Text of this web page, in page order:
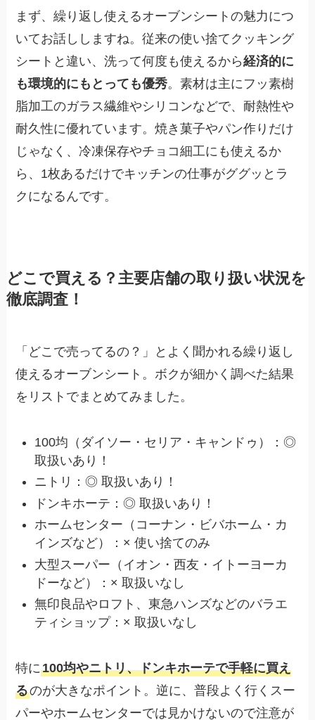
まず、繰り返し使えるオーブンシートの魅力につ
いてお話ししますね。従来の使い捨てクッキング
シートと違い、洗って何度も使えるから経済的に
も環境的にもとっても優秀。素材は主にフッ素樹
脂加工のガラス繊維やシリコンなどで、耐熱性や
耐久性に優れています。焼き菓子やパン作りだけ
じゃなく、冷凍保存やチョコ細工にも使えるか
ら、1枚あるだけでキッチンの仕事がググッとラ
クになるんです。
どこで買える？主要店舗の取り扱い状況を
徹底調査！
「どこで売ってるの？」とよく聞かれる繰り返し
使えるオーブンシート。ボクが細かく調べた結果
をリストでまとめてみました。
100均（ダイソー・セリア・キャンドゥ）：◎
取扱いあり！
ニトリ：◎ 取扱いあり！
ドンキホーテ：◎ 取扱いあり！
ホームセンター（コーナン・ビバホーム・カ
インズなど）：× 使い捨てのみ
大型スーパー（イオン・西友・イトーヨーカ
ドーなど）：× 取扱いなし
無印良品やロフト、東急ハンズなどのバラエ
ティショップ：× 取扱いなし
特に100均やニトリ、ドンキホーテで手軽に買え
るのが大きなポイント。逆に、普段よく行くスー
パーやホームセンターでは見かけないので注意が